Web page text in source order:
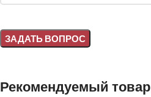
Рекомендуемый товар